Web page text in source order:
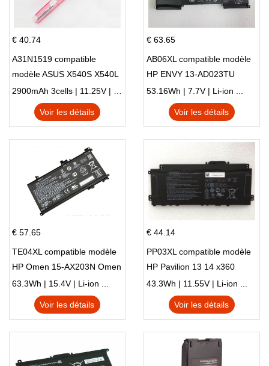
€ 40.74
A31N1519 compatible
modèle ASUS X540S X540L
X540LA-SI302 X540SA
X540S
2900mAh 3cells | 11.25V | Li-ion ...
Voir les détails
€ 63.65
AB06XL compatible modèle
HP ENVY 13-AD023TU
HSTNN-DB8C 921438-855
TPN-I128
53.16Wh | 7.7V | Li-ion ...
Voir les détails
€ 57.65
TE04XL compatible modèle
HP Omen 15-AX203N Omen
15 Series Pavilion 15 Series
63.3Wh | 15.4V | Li-ion ...
Voir les détails
€ 44.14
PP03XL compatible modèle
HP Pavilion 13 14 x360
L83388-AC1 L83388-421
HSTNN-LB8S M01118-421
M01144-005 13-BB 14-DV
43.3Wh | 11.55V | Li-ion ...
Voir les détails